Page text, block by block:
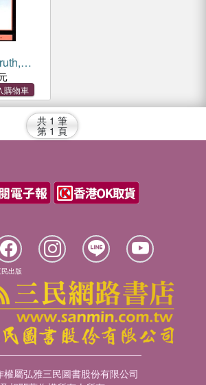
共 1 筆
第 1 頁
民出版
權屬弘雅三民圖書股份有限公司